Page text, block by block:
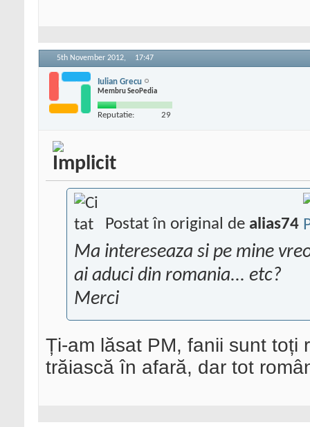
5th November 2012, 17:47
Iulian Grecu
Membru SeoPedia
Reputatie: 29
Postat în original de alias74
Ma intereseaza si pe mine
ai aduci din romania... etc?
Merci
Ți-am lăsat PM, fanii sunt toți
trăiască în afară, dar tot